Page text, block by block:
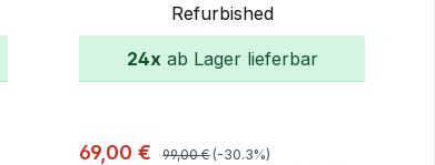
Refurbished
24x ab Lager lieferbar
Verkaufspreis:
69,00 € Regulärer Preis:
99,00 € (-30.3%)